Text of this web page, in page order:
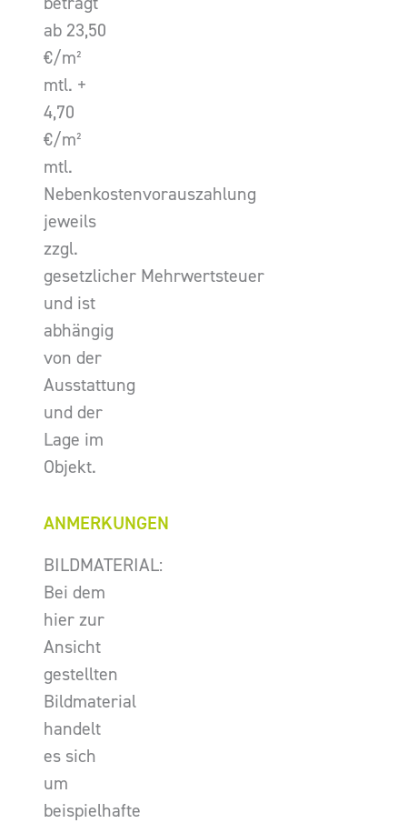
ab 23,50
€/m²
mtl. +
4,70
€/m²
mtl.
Nebenkostenvorauszahlung
jeweils
zzgl.
gesetzlicher Mehrwertsteuer
und ist
abhängig
von der
Ausstattung
und der
Lage im
Objekt.
ANMERKUNGEN
BILDMATERIAL:
Bei dem
hier zur
Ansicht
gestellten
Bildmaterial
handelt
es sich
um
beispielhafte